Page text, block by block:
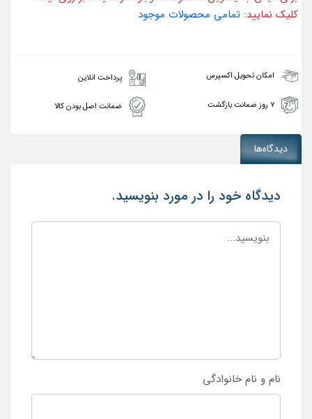
کلیک نمایید: تمامی محصولات موجود
امکان تحویل اکسپرس پرداخت انلاین
۷ روز ضمانت بازگشت ضمانت اصل بودن کالا
دیدگاه‌ها
دیدگاه خود را در مورد بنویسید.
نام و نام خانوادگی